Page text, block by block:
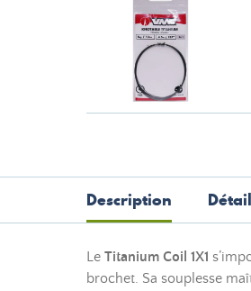
Description
Le Titanium Coil 1X1
brochet. Sa souplesse